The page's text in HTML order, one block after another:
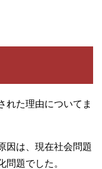
れた理由についてま
因は、現在社会問題
題でした。